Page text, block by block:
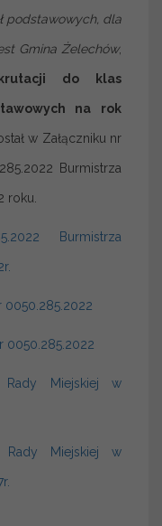
podstawowych, dla
Gmina Żelechów,
do klas
na rok
w Załączniku nr
Burmistrza
roku.
Burmistrza
0050.285.2022
0050.285.2022
Rady Miejskiej w
Rady Miejskiej w